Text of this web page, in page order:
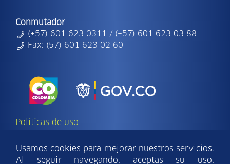
Conmutador
(+57) 601 623 0311 / (+57) 601 623 03 88
Fax: (57) 601 623 02 60
Políticas de uso
reservados Findeter.
Usamos cookies para mejorar nuestros servicios.
Al seguir navegando, aceptas su uso.